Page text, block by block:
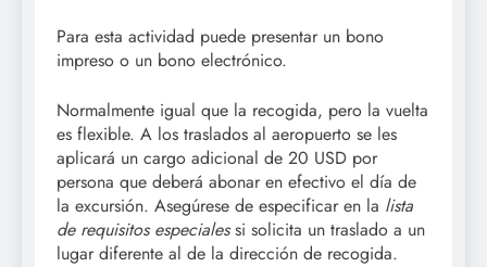
Para esta actividad puede presentar un bono
impreso o un bono electrónico.
Normalmente igual que la recogida, pero la vuelta
es flexible. A los traslados al aeropuerto se les
aplicará un cargo adicional de 20 USD por
persona que deberá abonar en efectivo el día de
la excursión. Asegúrese de especificar en la lista
de requisitos especialessi solicita un traslado a un
lugar diferente al de la dirección de recogida.